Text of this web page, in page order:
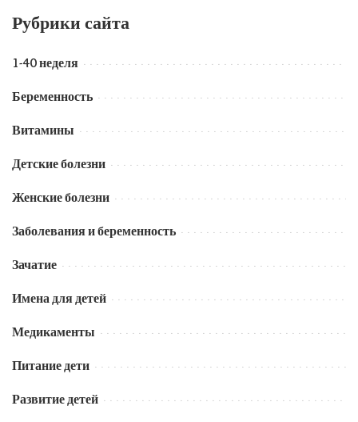
Рубрики сайта
1-40 неделя
Беременность
Витамины
Детские болезни
Женские болезни
Заболевания и беременность
Зачатие
Имена для детей
Медикаменты
Питание дети
Развитие детей